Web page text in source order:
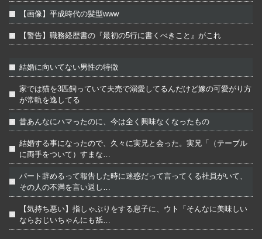
【画像】平成時代の髪型www
【警告】職務経歴書の『最初の5行に書くべきこと』がこれ
結婚に向いてない男性の特徴
家では猫を3匹飼っていて夫売で溺愛してるんだけど嫁の可愛がり方
が常軌を逸してる
昔あんなにハマったのに、今は全く興味なくなったもの
結婚する事になったので、久々に実兄と会った。実兄「（テーブル
に両手をついて）すまな…
パート辞めるって報告した時に迷惑だって言ってくる社員がいて、
その人の不満を言い返し…
【気持ち悪い】指しゃぶりをする息子に、ウト「そんなに美味しい
ならおじいちゃんにも舐…